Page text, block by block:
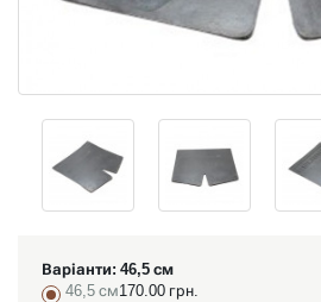
Варіанти: 46,5 см
46,5 см170.00 грн.